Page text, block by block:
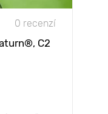
0 recenzí
C2